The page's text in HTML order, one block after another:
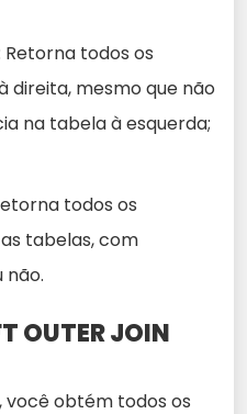
Retorna todos os
direita, mesmo que não
na tabela à esquerda;
todos os
tabelas, com
não.
OUTER JOIN
, você obtém todos os